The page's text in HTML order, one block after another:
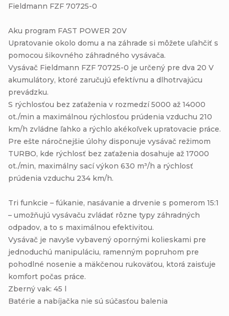
Fieldmann FZF 70725-0
Aku program FAST POWER 20V
Upratovanie okolo domu a na záhrade si môžete uľahčiť s
pomocou šikovného záhradného vysávača.
Vysávač Fieldmann FZF 70725-0 je určený pre dva 20 V
akumulátory, ktoré zaručujú efektívnu a dlhotrvajúcu
prevádzku.
S rýchlosťou bez zaťaženia v rozmedzí 5000 až 14000
ot./min a maximálnou rýchlosťou prúdenia vzduchu 210
km/h zvládne ľahko a rýchlo akékoľvek upratovacie práce.
Pre ešte náročnejšie úlohy disponuje vysávač režimom
TURBO, kde rýchlosť bez zaťaženia dosahuje až 17000
ot./min, maximálny sací výkon 630 m³/h a rýchlosť
prúdenia vzduchu 234 km/h.
Tri funkcie – fúkanie, nasávanie a drvenie s pomerom 15:1
– umožňujú vysávaču zvládať rôzne typy záhradných
odpadov, a to s maximálnou efektivitou.
Vysávač je navyše vybavený opornými kolieskami pre
jednoduchú manipuláciu, ramenným popruhom pre
pohodlné nosenie a mäkčenou rukoväťou, ktorá zaisťuje
komfort počas práce.
Zberný vak: 45 l
Batérie a nabíjačka nie sú súčasťou balenia